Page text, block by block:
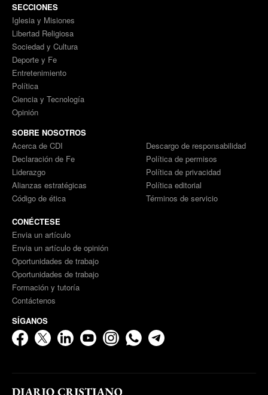
SECCIONES
Iglesia y Misiones
Libertad Religiosa
Sociedad y Cultura
Deporte y Fe
Entretenimiento
Política
Ciencia y Tecnología
Opinión
SOBRE NOSOTROS
Acerca de CDI
Declaración de Fe
Liderazgo
Alianzas estratégicas
Código de ética
Descargo de responsabilidad
Política de permisos
Política de privacidad
Política editorial
Términos de servicio
CONÉCTESE
Envia un artículo
Envia un artículo de opinión
Oportunidades de trabajo
Oportunidades de trabajo
Formación y tutoría
Contáctenos
SÍGANOS